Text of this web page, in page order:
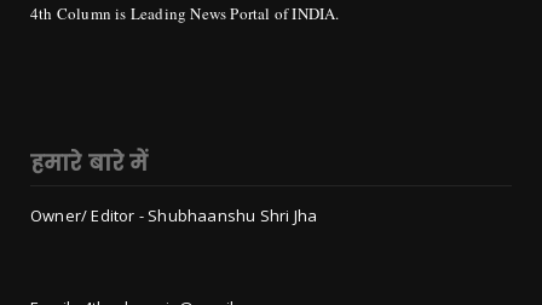
4th Column is Leading News Portal of INDIA.
हमारे बारे में
Owner/ Editor - Shubhaanshu Shri Jha